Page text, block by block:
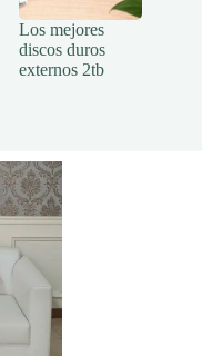
Los mejores
discos duros
externos 2tb